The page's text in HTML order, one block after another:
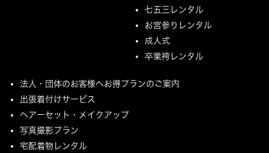
七五三レンタル
お宮参りレンタル
成人式
卒業袴レンタル
法人・団体のお客様へお得プランのご案内
出張着付けサービス
ヘアーセット・メイクアップ
写真撮影プラン
宅配着物レンタル